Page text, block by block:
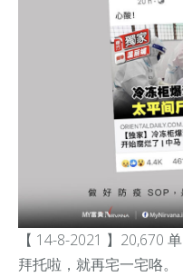
【 14-8-2021 】20,670 单
拜托啦，就再宅一宅咯。